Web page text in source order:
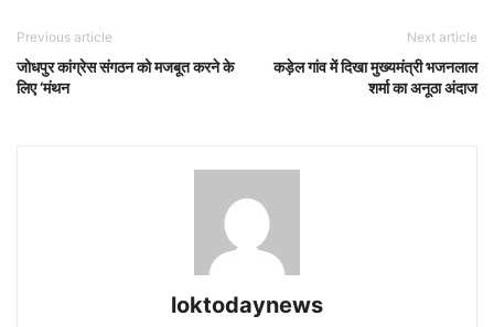
Previous article
जोधपुर कांग्रेस संगठन को मजबूत करने के
लिए ‘मंथन
Next article
कड़ेल गांव में दिखा मुख्यमंत्री भजनलाल
शर्मा का अनूठा अंदाज
loktodaynews